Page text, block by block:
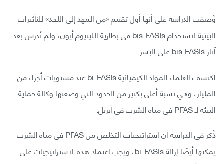
وُصفت الدراسة على أنها أول تقييم «من المهد إلى اللحد» للتأثيرات
البيئية لاستخدام bis-FASIs في بطارية الليثيوم أيون، ولم تُدرس بعد
آثار bis-FASIs على البشر.
اكتشف العلماء المواد الكيميائية bi-FASIs عند مستويات أجزاء من
المليار، وهي نسبة أعلى بكثير من الحدود التي وضعتها وكالة حماية
البيئة لـ PFAS في مياه الشرب في أبريل.
ذُكر في الدراسة أن استراتيجيات التخلص من PFAS في مياه الشرب
يمكنها أيضًا إزالة bi-FASIs، ويجب اعتماد هذه الاستراتيجيات على